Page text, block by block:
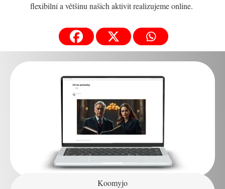
flexibilní a většinu našich aktivit realizujeme online.
Koomyjo